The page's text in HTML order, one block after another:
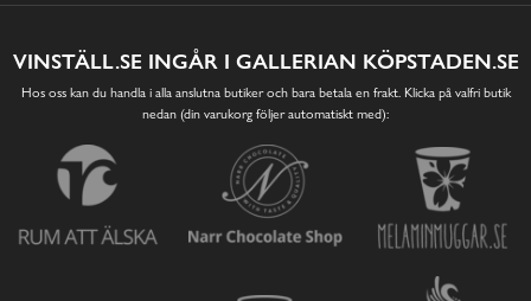
VINSTÄLL.SE INGÅR I GALLERIAN KÖPSTADEN.SE
Hos oss kan du handla i alla anslutna butiker och bara betala en frakt. Klicka på valfri butik
nedan (din varukorg följer automatiskt med):